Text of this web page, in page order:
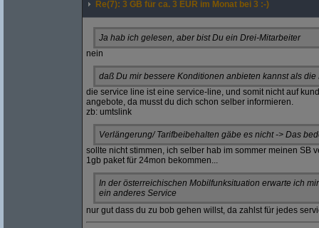
Re(7): 3 GB für ca. 3 EUR im Monat bei 3 :-)
Ja hab ich gelesen, aber bist Du ein Drei-Mitarbeiter
nein
daß Du mir bessere Konditionen anbieten kannst als
die service line ist eine service-line, und somit nicht auf
angebote, da musst du dich schon selber informieren.
zb: umtslink
Verlängerung/ Tarifbeibehalten gäbe es nicht -> Das
sollte nicht stimmen, ich selber hab im sommer meinen SB
1gb paket für 24mon bekommen...
In der österreichischen Mobilfunksituation erwarte ich
ein anderes Service
nur gut dass du zu bob gehen willst, da zahlst für jedes